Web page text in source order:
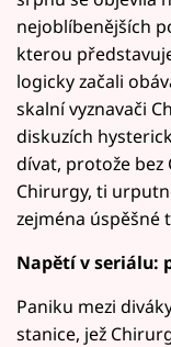
nejoblíbenějších
kterou
logicky začali
skalní vyznavači
diskuzích
dívat, protože
Chirurgy, ti
zejména úspěšné
Napětí v seriálu:
Paniku mezi
stanice, jež